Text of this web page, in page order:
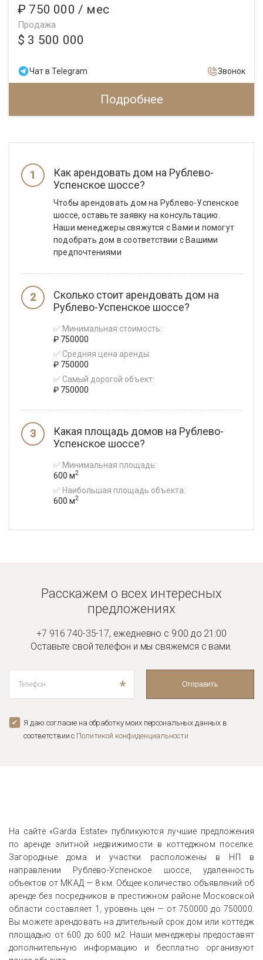
₽ 750 000 / мес
Продажа
$ 3 500 000
Чат в Telegram Звонок
Подробнее
Как арендовать дом на Рублево-
Успенское шоссе?
Чтобы арендовать дом на Рублево-Успенское
шоссе, оставьте заявку на консультацию.
Наши менеджеры свяжутся с Вами и помогут
подобрать дом в соответствии с Вашими
предпочтениями
Сколько стоит арендовать дом на
Рублево-Успенское шоссе?
✅ Минимальная стоимость:
₽ 750000
✅ Средняя цена аренды:
₽ 750000
✅ Самый дорогой объект:
₽ 750000
Какая площадь домов на Рублево-
Успенское шоссе?
✅ Минимальная площадь:
600 м2
✅ Наибольшая площадь объекта:
600 м2
Расскажем о всех интересных
предложениях
+7 916 740-35-17, ежедневно с 9:00 до 21:00
Оставьте свой телефон и мы свяжемся с вами.
* Отправить
Я даю согласие на обработку моих персональных данных в
соответствии с Политикой конфиденциальноcти
На сайте «Garda Estate» публикуются лучшие предложения
по аренде элитной недвижимости в коттеджном поселке.
Загородные дома и участки расположены в НП в
направлении Рублево-Успенское шоссе, удаленность
объектов от МКАД — 8 км. Общее количество объявлений об
аренде без посредников в престижном районе Московской
области составляет 1, уровень цен — от750000 до 750000
Вы можете арендовать на длительный срок дом или коттедж
площадью от 600 до 600 м2. Наши менеджеры предоставят
дополнительную информацию и бесплатно организуют